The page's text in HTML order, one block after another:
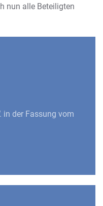
nun alle Beteiligten
in der Fassung vom